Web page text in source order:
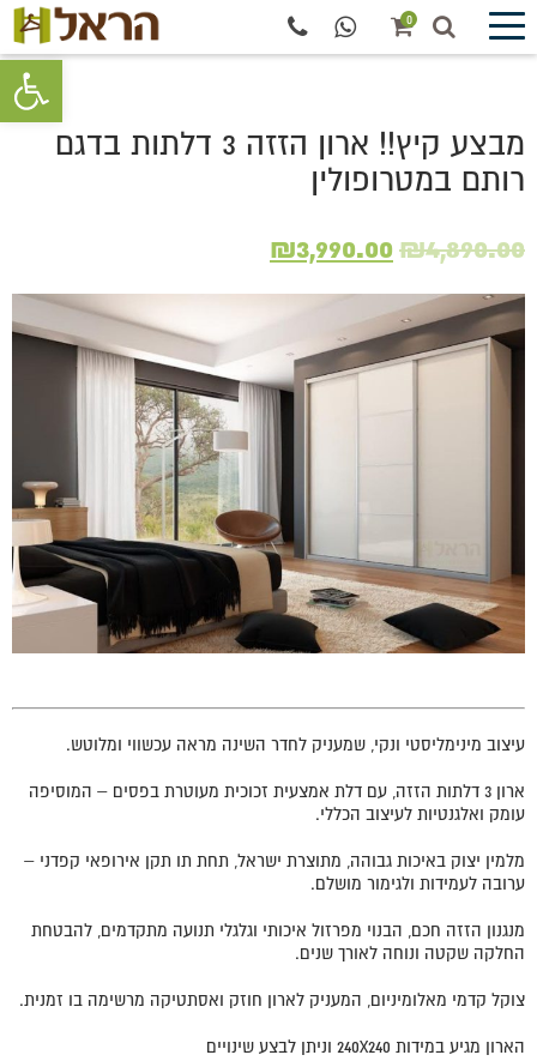
פתח
0
עיצוב מינימליסטי ונקי, שמעניק לחדר השינה מראה עכשווי ומלוטש.
ארון 3 דלתות הזזה, עם דלת אמצעית זכוכית מעוטרת בפסים – המוסיפה
עומק ואלגנטיות לעיצוב הכללי.
מלמין יצוק באיכות גבוהה, מתוצרת ישראל, תחת תו תקן אירופאי קפדני –
ערובה לעמידות ולגימור מושלם.
מנגנון הזזה חכם, הבנוי מפרזול איכותי וגלגלי תנועה מתקדמים, להבטחת
החלקה שקטה ונוחה לאורך שנים.
צוקל קדמי מאלומיניום, המעניק לארון חוזק ואסתטיקה מרשימה בו זמנית.
הארון מגיע במידות 240X240 וניתן לבצע שינויים
מבצע קיץ!! ארון הזזה 3 דלתות בדגם
רותם במטרופולין
₪4,890.00
המחיר
היה:
₪4,890.00.
₪3,990.00
₪3,990.00.